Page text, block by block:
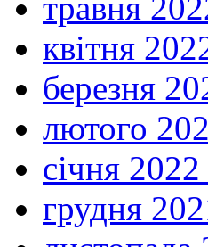
квітня
березня
лютого
січня
грудня